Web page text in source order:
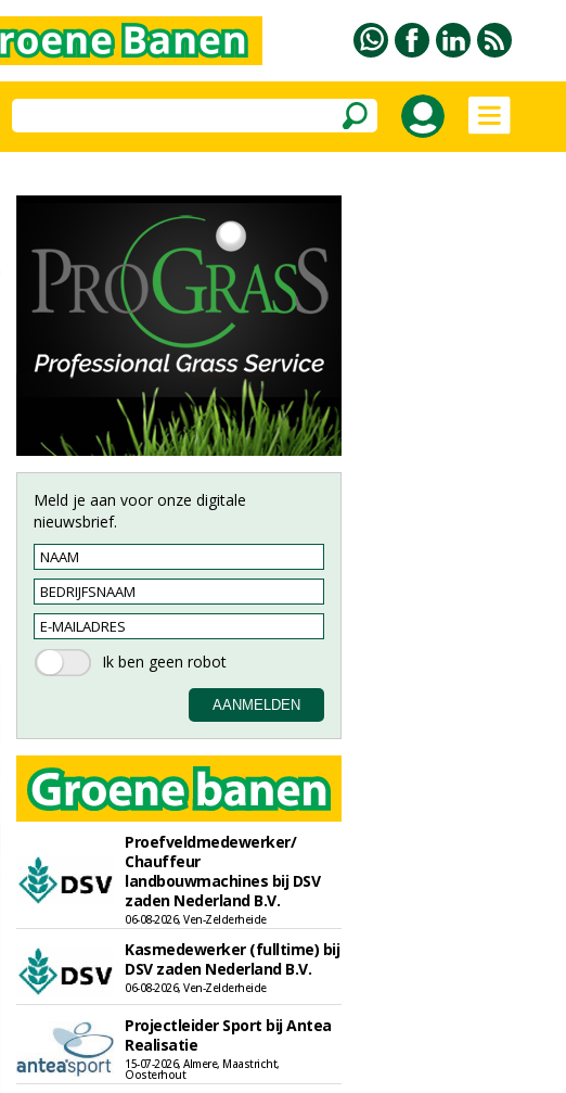
Meld je aan voor onze digitale
nieuwsbrief.
Proefveldmedewerker/
Chauffeur
landbouwmachines bij DSV
zaden Nederland B.V.
06-08-2026, Ven-Zelderheide
Kasmedewerker (fulltime) bij
DSV zaden Nederland B.V.
06-08-2026, Ven-Zelderheide
Projectleider Sport bij Antea
Realisatie
15-07-2026, Almere, Maastricht,
Oosterhout